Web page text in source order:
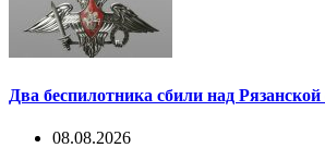
Два беспилотника сбили над
08.08.2026